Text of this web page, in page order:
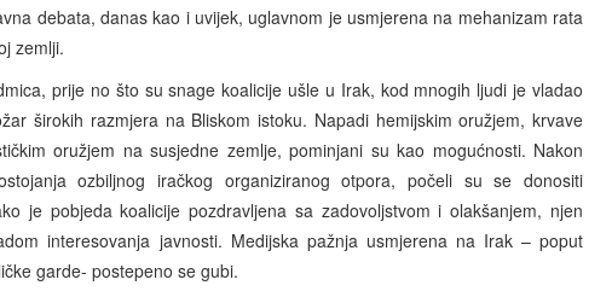
debata, danas kao i uvijek, uglavnom je usmjerena na mehanizam rata
zemlji.
prije no što su snage koalicije ušle u Irak, kod mnogih ljudi je vladao
širokih razmjera na Bliskom istoku. Napadi hemijskim oružjem, krvave
oružjem na susjedne zemlje, pominjani su kao mogućnosti. Nakon
ozbiljnog iračkog organiziranog otpora, počeli su se donositi
je pobjeda koalicije pozdravljena sa zadovoljstvom i olakšanjem, njen
interesovanja javnosti. Medijska pažnja usmjerena na Irak – poput
garde- postepeno se gubi.